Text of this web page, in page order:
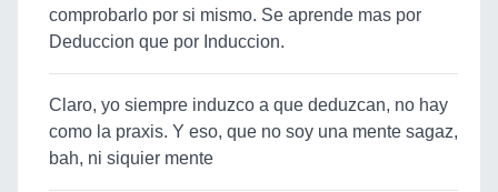
comprobarlo por si mismo. Se aprende mas por
Deduccion que por Induccion.
Claro, yo siempre induzco a que deduzcan, no hay
como la praxis. Y eso, que no soy una mente sagaz,
bah, ni siquier mente